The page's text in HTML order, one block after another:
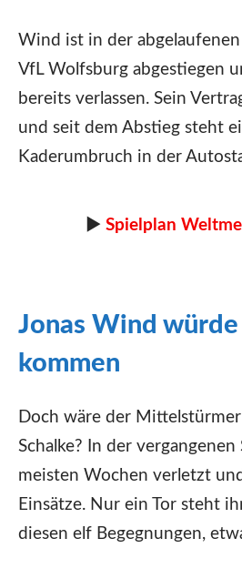
Wind ist in der
VfL Wolfsburg abgestiegen
bereits verlassen. Sein
und seit dem Abstieg steht
Kaderumbruch in der
► Spielplan
Jonas Wind
kommen
Doch wäre der
Schalke? In der
meisten Wochen verletzt
Einsätze. Nur ein Tor steht
diesen elf Begegnungen,